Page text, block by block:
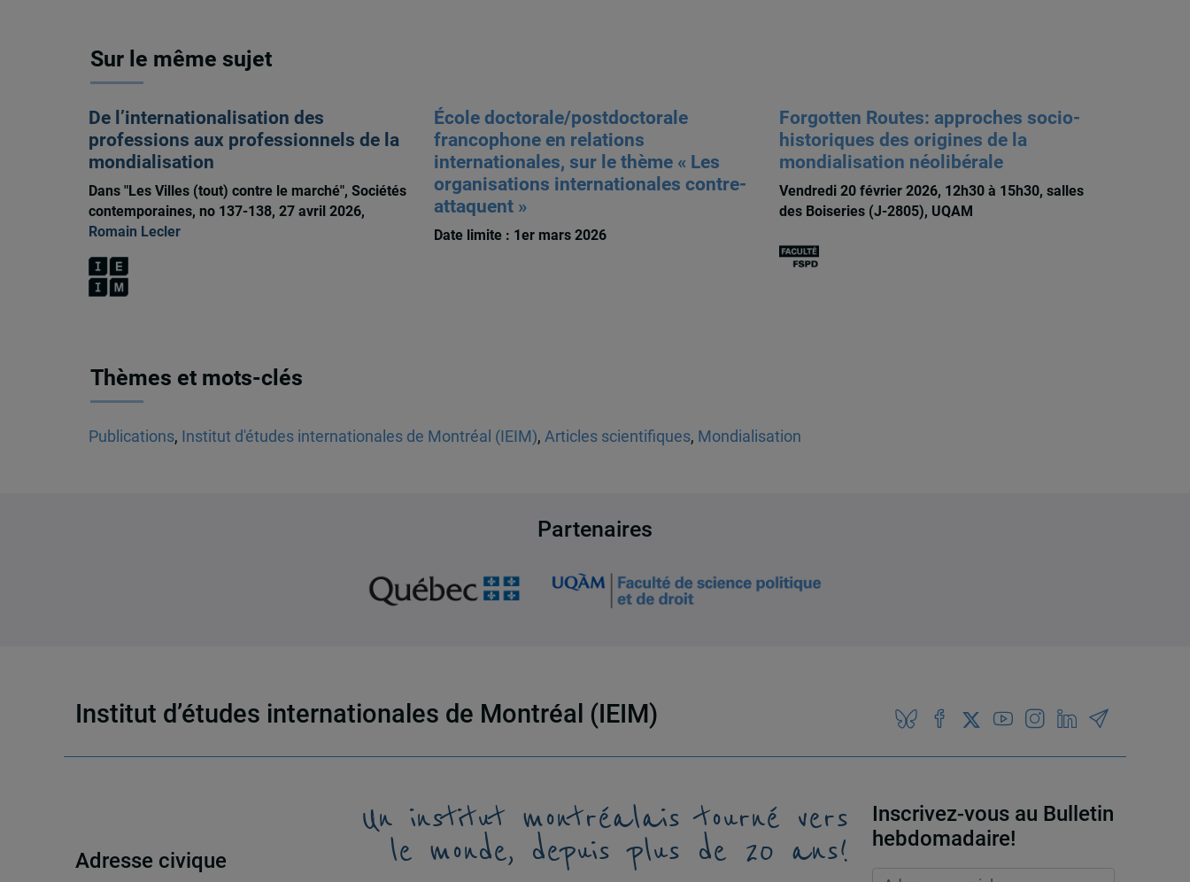
Sur le même sujet
De l’internationalisation des
professions aux professionnels de la
mondialisation
Dans "Les Villes (tout) contre le marché", Sociétés
contemporaines, no 137-138, 27 avril 2026,
Romain Lecler
École doctorale/postdoctorale
francophone en relations
internationales, sur le thème « Les
organisations internationales contre-
attaquent »
Date limite : 1er mars 2026
Forgotten Routes: approches socio-
historiques des origines de la
mondialisation néolibérale
Vendredi 20 février 2026, 12h30 à 15h30, salles
des Boiseries (J-2805), UQAM
Thèmes et mots-clés
Publications, Institut d'études internationales de Montréal (IEIM), Articles scientifiques, Mondialisation
Partenaires
Institut d’études internationales de Montréal (IEIM)
Adresse civique
Un institut montréalais tourné vers
le monde, depuis plus de 20 ans!
Inscrivez-vous au Bulletin
hebdomadaire!